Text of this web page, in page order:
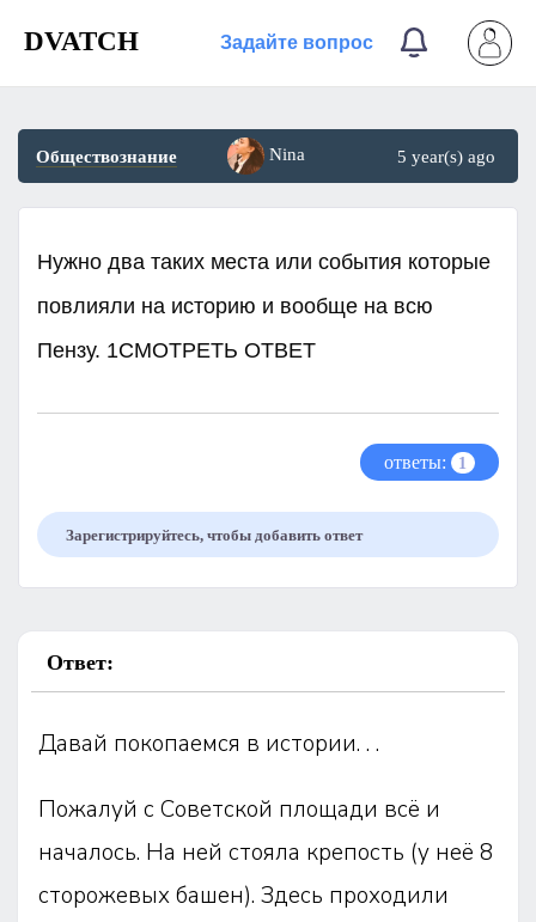
DVATCH Задайте вопрос
Обществознание Nina 5 year(s) ago
Нужно два таких места или события которые
повлияли на историю и вообще на всю
Пензу. 1СМОТРЕТЬ ОТВЕТ
ответы: 1
Зарегистрируйтесь, чтобы добавить ответ
Ответ:
Давай покопаемся в истории. . .
Пожалуй с Советской площади всё и
началось. На ней стояла крепость (у неё 8
сторожевых башен). Здесь проходили